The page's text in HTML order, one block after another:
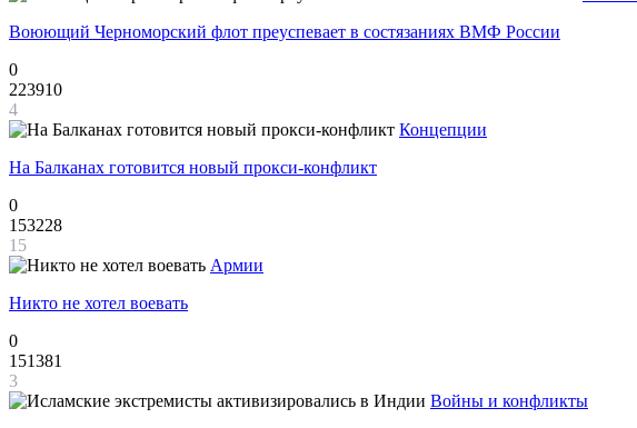
Воюющий Черноморский флот преуспевает в состязаниях ВМФ России
0
223910
4
Концепции
На Балканах готовится новый прокси-конфликт
0
153228
15
Армии
Никто не хотел воевать
0
151381
3
Войны и конфликты